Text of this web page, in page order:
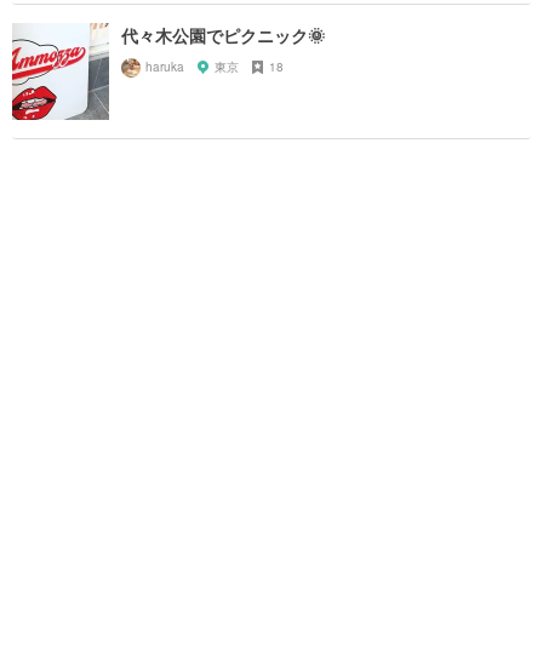
代々木公園でピクニック🌞
haruka 東京 18